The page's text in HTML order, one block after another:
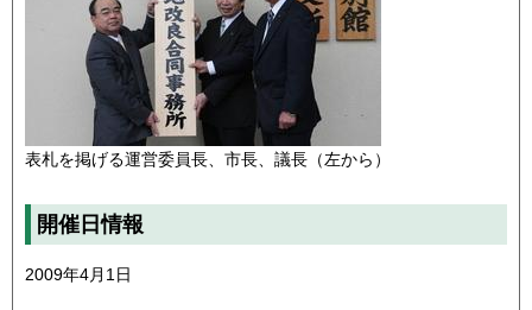
表札を掲げる運営委員長、市長、議長（左から）
開催日情報
2009年4月1日